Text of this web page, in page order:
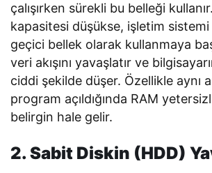
çalışırken sürekli bu belleği
kapasitesi düşükse, işletim
geçici bellek olarak kullanmaya
veri akışını yavaşlatır ve
ciddi şekilde düşer. Özellikle aynı
program açıldığında RAM
belirgin hale gelir.
2. Sabit Diskin (HDD)